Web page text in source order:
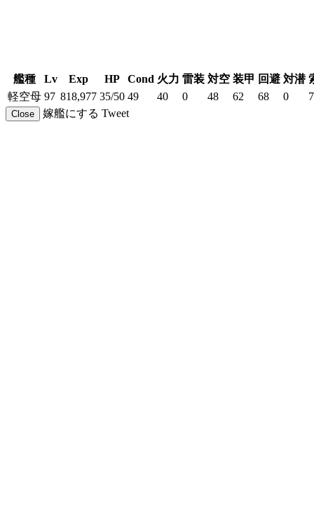
艦種 Lv Exp HP Cond 火力 雷装 対空 装甲 回避 対潜
軽空母 97 818,977 35/50 49 40 0 48 62 68 0
Close 嫁艦にする Tweet